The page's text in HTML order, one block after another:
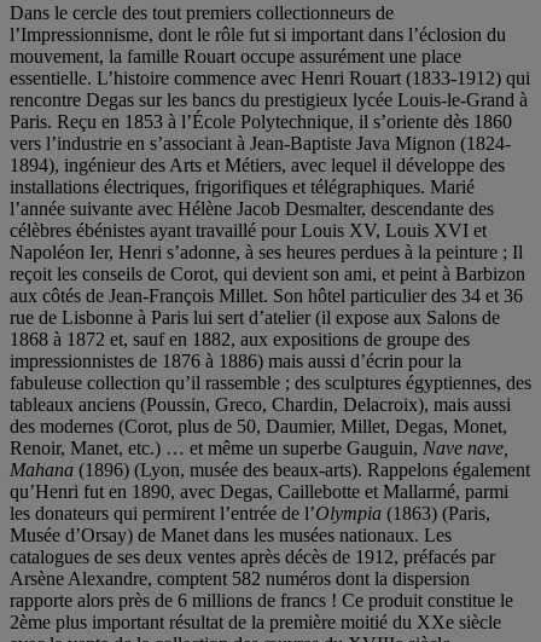
Dans le cercle des tout premiers collectionneurs de
l’Impressionnisme, dont le rôle fut si important dans l’éclosion du
mouvement, la famille Rouart occupe assurément une place
essentielle. L’histoire commence avec Henri Rouart (1833-1912) qui
rencontre Degas sur les bancs du prestigieux lycée Louis-le-Grand à
Paris. Reçu en 1853 à l’École Polytechnique, il s’oriente dès 1860
vers l’industrie en s’associant à Jean-Baptiste Java Mignon (1824-
1894), ingénieur des Arts et Métiers, avec lequel il développe des
installations électriques, frigorifiques et télégraphiques. Marié
l’année suivante avec Hélène Jacob Desmalter, descendante des
célèbres ébénistes ayant travaillé pour Louis XV, Louis XVI et
Napoléon Ier, Henri s’adonne, à ses heures perdues à la peinture ; Il
reçoit les conseils de Corot, qui devient son ami, et peint à Barbizon
aux côtés de Jean-François Millet. Son hôtel particulier des 34 et 36
rue de Lisbonne à Paris lui sert d’atelier (il expose aux Salons de
1868 à 1872 et, sauf en 1882, aux expositions de groupe des
impressionnistes de 1876 à 1886) mais aussi d’écrin pour la
fabuleuse collection qu’il rassemble ; des sculptures égyptiennes, des
tableaux anciens (Poussin, Greco, Chardin, Delacroix), mais aussi
des modernes (Corot, plus de 50, Daumier, Millet, Degas, Monet,
Renoir, Manet, etc.) … et même un superbe Gauguin, Nave nave,
Mahana (1896) (Lyon, musée des beaux-arts). Rappelons également
qu’Henri fut en 1890, avec Degas, Caillebotte et Mallarmé, parmi
les donateurs qui permirent l’entrée de l’Olympia (1863) (Paris,
Musée d’Orsay) de Manet dans les musées nationaux. Les
catalogues de ses deux ventes après décès de 1912, préfacés par
Arsène Alexandre, comptent 582 numéros dont la dispersion
rapporte alors près de 6 millions de francs ! Ce produit constitue le
2ème plus important résultat de la première moitié du XXe siècle